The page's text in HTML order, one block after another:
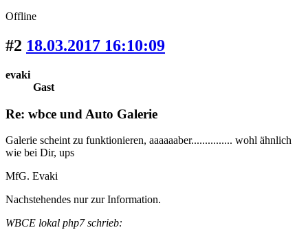
Offline
#2 18.03.2017 16:10:09
evaki
Gast
Re: wbce und Auto Galerie
Galerie scheint zu funktionieren, aaaaaaber............... wohl ähnlich
wie bei Dir, ups
MfG. Evaki
Nachstehendes nur zur Information.
WBCE lokal php7 schrieb: